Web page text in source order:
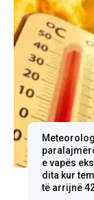
e vapës
dita kur
të arrijnë